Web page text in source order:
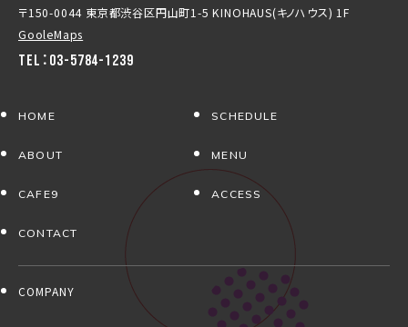
〒150-0044 東京都渋谷区円山町1-5 KINOHAUS(キノハウス) 1F
GooleMaps
TEL：03-5784-1239
HOME SCHEDULE
ABOUT MENU
CAFE9 ACCESS
CONTACT
COMPANY